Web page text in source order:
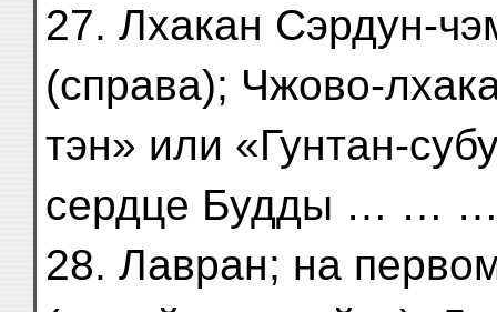
27. Лхакан Сэрдун-
(справа); Чжово-
тэн» или «Гунтан-
сердце Будды … …
28. Лавран; на